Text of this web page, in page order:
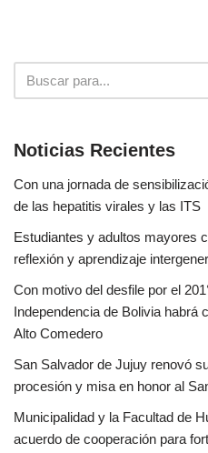
Noticias Recientes
Con una jornada de
de las hepatitis virales y las ITS
Estudiantes y adultos mayores
reflexión y aprendizaje
Con motivo del desfile por el
Independencia de Bolivia habrá
Alto Comedero
San Salvador de Jujuy renovó
procesión y misa en honor al
Municipalidad y la Facultad de
acuerdo de cooperación para